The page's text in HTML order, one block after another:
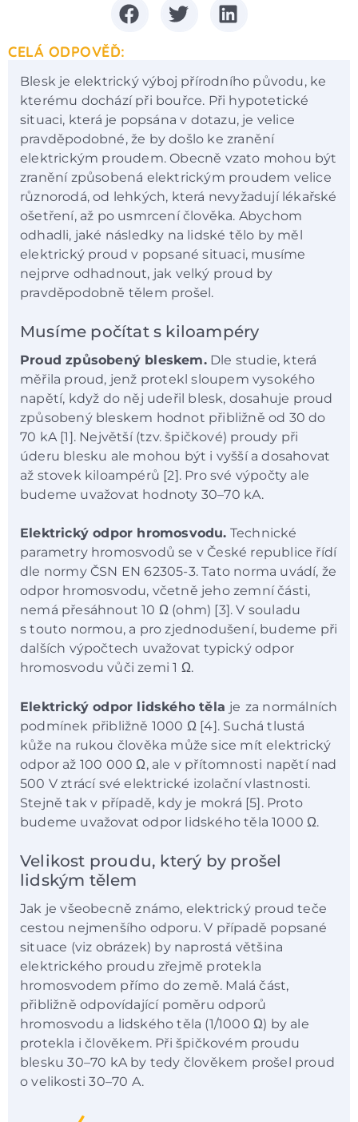
CELÁ ODPOVĚĎ:
Blesk je elektrický výboj přírodního původu, ke
kterému dochází při bouřce. Při hypotetické
situaci, která je popsána v dotazu, je velice
pravděpodobné, že by došlo ke zranění
elektrickým proudem. Obecně vzato mohou být
zranění způsobená elektrickým proudem velice
různorodá, od lehkých, která nevyžadují lékařské
ošetření, až po usmrcení člověka. Abychom
odhadli, jaké následky na lidské tělo by měl
elektrický proud v popsané situaci, musíme
nejprve odhadnout, jak velký proud by
pravděpodobně tělem prošel.
Musíme počítat s kiloampéry
Proud způsobený bleskem.Dle studie, která
měřila proud, jenž protekl sloupem vysokého
napětí, když do něj udeřil blesk, dosahuje proud
způsobený bleskem hodnot přibližně od 30 do
70 kA [1]. Největší (tzv. špičkové) proudy při
úderu blesku ale mohou být i vyšší a dosahovat
až stovek kiloampérů [2]. Pro své výpočty ale
budeme uvažovat hodnoty 30–70 kA.
Elektrický odpor hromosvodu. Technické
parametry hromosvodů se v České republice řídí
dle normy ČSN EN 62305-3. Tato norma uvádí, že
odpor hromosvodu, včetně jeho zemní části,
nemá přesáhnout 10 Ω (ohm) [3]. V souladu
s touto normou, a pro zjednodušení, budeme při
dalších výpočtech uvažovat typický odpor
hromosvodu vůči zemi 1 Ω.
Elektrický odpor lidského těla je za normálních
podmínek přibližně 1000 Ω [4]. Suchá tlustá
kůže na rukou člověka může sice mít elektrický
odpor až 100 000 Ω, ale v přítomnosti napětí nad
500 V ztrácí své elektrické izolační vlastnosti.
Stejně tak v případě, kdy je mokrá [5]. Proto
budeme uvažovat odpor lidského těla 1000 Ω.
Velikost proudu, který by prošel
lidským tělem
Jak je všeobecně známo, elektrický proud teče
cestou nejmenšího odporu. V případě popsané
situace (viz obrázek) by naprostá většina
elektrického proudu zřejmě protekla
hromosvodem přímo do země. Malá část,
přibližně odpovídající poměru odporů
hromosvodu a lidského těla (1/1000 Ω) by ale
protekla i člověkem. Při špičkovém proudu
blesku 30–70 kA by tedy člověkem prošel proud
o velikosti 30–70 A.